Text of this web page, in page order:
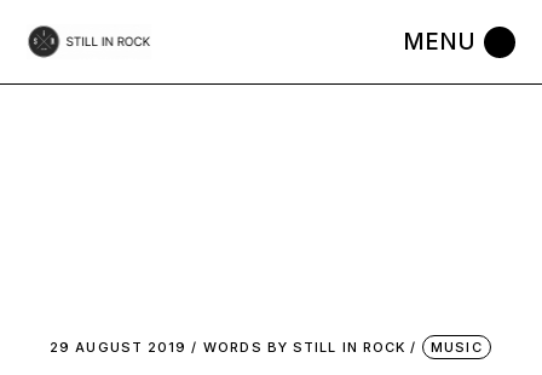
the
29 AUGUST 2019 WORDS BYSTILL IN ROCK MUSIC